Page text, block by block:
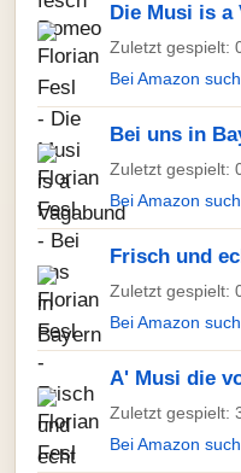
Die Musi is a
Zuletzt gespielt:
Bei Amazon
Bei uns in
Zuletzt gespielt:
Bei Amazon
Frisch und
Zuletzt gespielt:
Bei Amazon
A' Musi die
Zuletzt gespielt:
Bei Amazon